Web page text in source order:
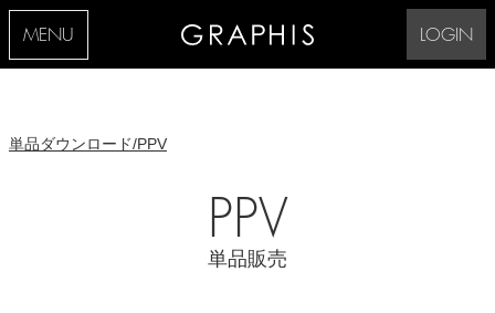
MENU LOGIN
単品ダウンロード/PPV
PPV
単品販売